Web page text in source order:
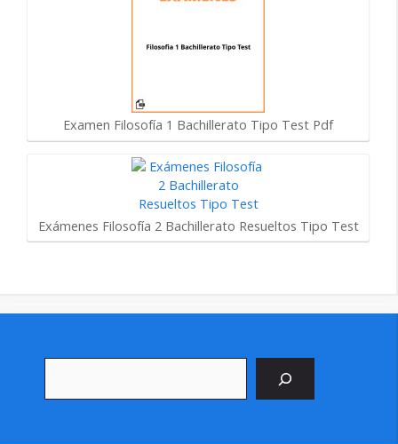
Examen Filosofía 1 Bachillerato Tipo Test Pdf
Exámenes Filosofía 2 Bachillerato Resueltos Tipo Test